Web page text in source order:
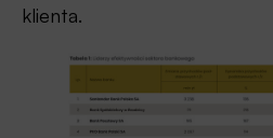
klienta.